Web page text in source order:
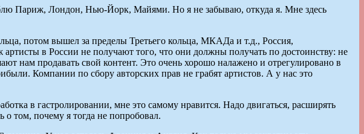
Париж, Лондон, Нью-Йорк, Майями. Но я не забываю, откуда я. Мне здесь
потом вышел за пределы Третьего кольца, МКАДа и т.д., Россия,
в России не получают того, что они должны получать по достоинству: не
нам продавать свой контент. Это очень хорошо налажено и отрегулировано в
Компании по сбору авторских прав не грабят артистов. А у нас это
в гастролировании, мне это самому нравится. Надо двигаться, расширять
о том, почему я тогда не попробовал.